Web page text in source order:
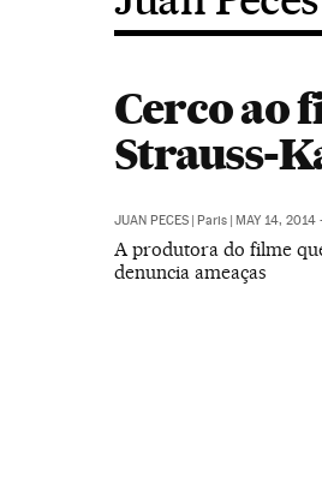
Cerco ao
Strauss-
JUAN PECES | Paris | MAY 14, 2014
A produtora do filme
denuncia ameaças